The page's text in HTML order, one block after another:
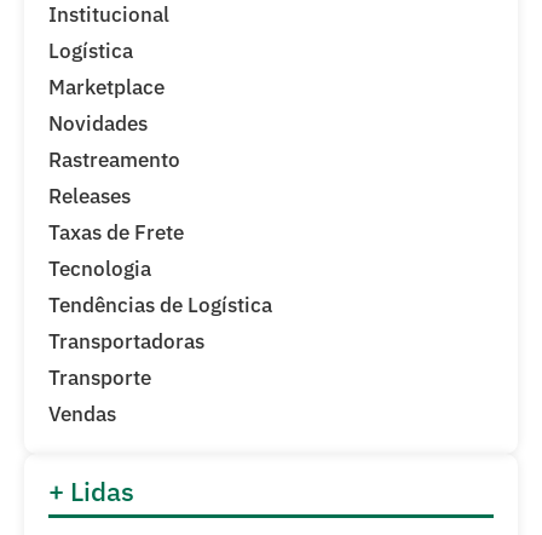
Institucional
Logística
Marketplace
Novidades
Rastreamento
Releases
Taxas de Frete
Tecnologia
Tendências de Logística
Transportadoras
Transporte
Vendas
+ Lidas